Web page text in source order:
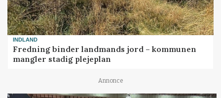
INDLAND
Fredning binder landmands jord – kommunen
mangler stadig plejeplan
Annonce